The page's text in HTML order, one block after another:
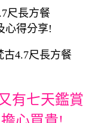
尺長方餐
心得分享!
4.7尺長方餐
有七天鑑賞